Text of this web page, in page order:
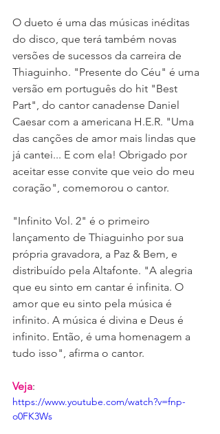
O dueto é uma das músicas inéditas
do disco, que terá também novas
versões de sucessos da carreira de
Thiaguinho. "Presente do Céu" é uma
versão em português do hit "Best
Part", do cantor canadense Daniel
Caesar com a americana H.E.R. "Uma
das canções de amor mais lindas que
já cantei... E com ela! Obrigado por
aceitar esse convite que veio do meu
coração", comemorou o cantor.
"Infinito Vol. 2" é o primeiro
lançamento de Thiaguinho por sua
própria gravadora, a Paz & Bem, e
distribuído pela Altafonte. "A alegria
que eu sinto em cantar é infinita. O
amor que eu sinto pela música é
infinito. A música é divina e Deus é
infinito. Então, é uma homenagem a
tudo isso", afirma o cantor.
Veja:
https://www.youtube.com/watch?v=fnp-
o0FK3Ws